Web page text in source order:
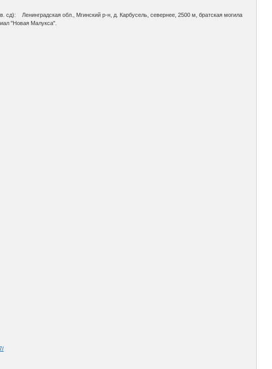
сд): Ленинградская обл., Мгинский р-н, д. Карбусель, севернее, 2500 м, братская могила
"Новая Малукса".